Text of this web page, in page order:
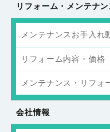
リフォーム・メンテナン
メンテナンスお手入れ
リフォーム内容・価格
メンテナンス・リフォ
会社情報